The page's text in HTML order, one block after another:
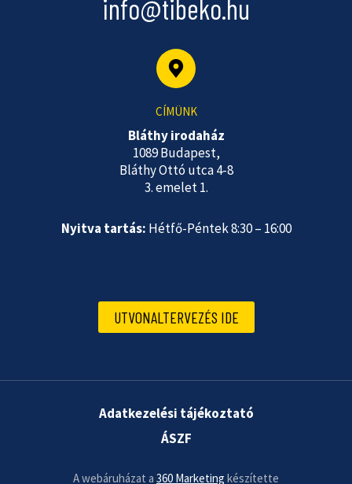
info@tibeko.hu
CÍMÜNK
Bláthy irodaház
1089 Budapest,
Bláthy Ottó utca 4-8
3. emelet 1.
Nyitva tartás: Hétfő-Péntek 8:30 – 16:00
UTVONALTERVEZÉS IDE
Adatkezelési tájékoztató
ÁSZF
A webáruházat a 360 Marketing készítette